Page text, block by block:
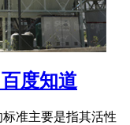
度知道
标准主要是指其活性